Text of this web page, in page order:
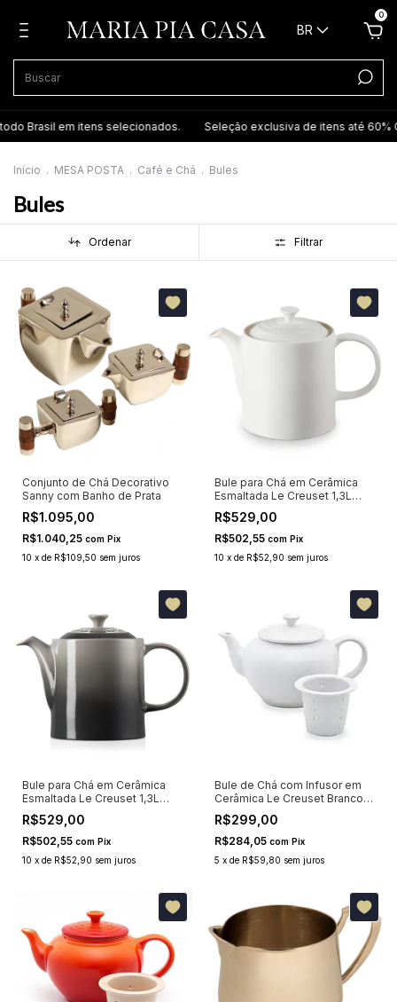
BR
0
Brasil em itens selecionados. Seleção exclusiva de itens até 60%
Início . MESA POSTA . Café e Chá . Bules
Bules
Ordenar Filtrar
Conjunto de Chá Decorativo
Sanny com Banho de Prata
R$1.095,00
R$1.040,25 com Pix
10 x de R$109,50 sem juros
Bule para Chá em Cerâmica
Esmaltada Le Creuset 1,3L
Branco
R$529,00
R$502,55 com Pix
10 x de R$52,90 sem juros
Bule para Chá em Cerâmica
Esmaltada Le Creuset 1,3L
Flint
R$529,00
R$502,55 com Pix
10 x de R$52,90 sem juros
Bule de Chá com Infusor em
Cerâmica Le Creuset Branco
600ml
R$299,00
R$284,05 com Pix
5 x de R$59,80 sem juros